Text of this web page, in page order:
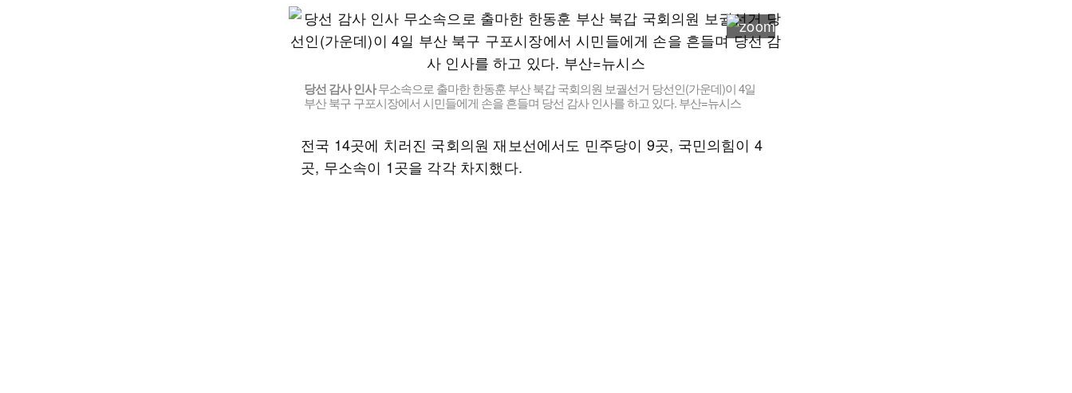
당선 감사 인사무소속으로 출마한 한동훈 부산 북갑 국회의원 보궐선거 당선인(가운데)이 4일
부산 북구 구포시장에서 시민들에게 손을 흔들며 당선 감사 인사를 하고 있다. 부산=뉴시스
전국 14곳에 치러진 국회의원 재보선에서도 민주당이 9곳, 국민의힘이 4
곳, 무소속이 1곳을 각각 차지했다.